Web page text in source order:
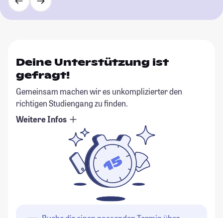
Deine Unterstützung ist
gefragt!
Gemeinsam machen wir es unkomplizierter den
richtigen Studiengang zu finden.
Weitere Infos